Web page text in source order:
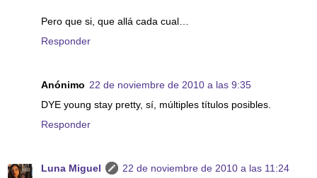
Pero que si, que allá cada cual…
Responder
Anónimo 22 de noviembre de 2010 a las 9:35
DYE young stay pretty, sí, múltiples títulos posibles.
Responder
Luna Miguel
22 de noviembre de 2010 a las 11:24